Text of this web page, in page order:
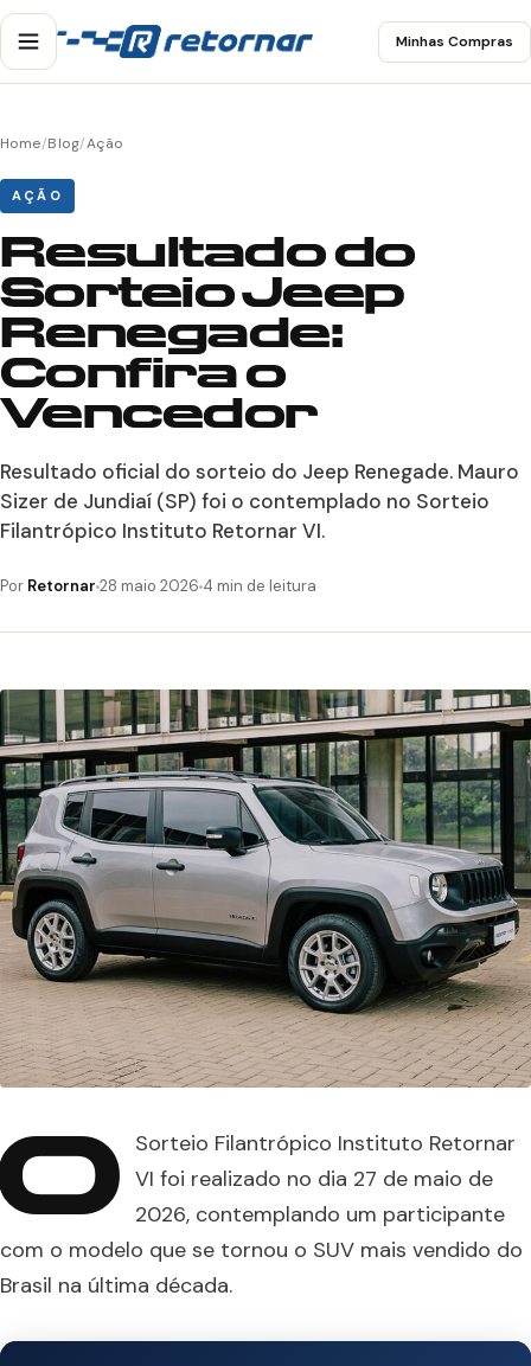
Minhas Compras
Home/Blog/Ação
AÇÃO
Resultado do
Sorteio Jeep
Renegade:
Confira o
Vencedor
Resultado oficial do sorteio do Jeep Renegade. Mauro
Sizer de Jundiaí (SP) foi o contemplado no Sorteio
Filantrópico Instituto Retornar VI.
Por Retornar 28 maio 2026 4 min de leitura
Sorteio Filantrópico Instituto Retornar
VI foi realizado no dia 27 de maio de
2026, contemplando um participante
com o modelo que se tornou o SUV mais vendido do
Brasil na última década.